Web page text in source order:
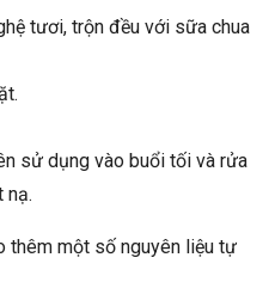
tươi, trộn đều với sữa chua
sử dụng vào buổi tối và rửa
nạ.
thêm một số nguyên liệu tự